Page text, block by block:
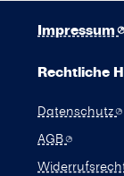
Impressum
Rechtliche
Datenschutz
AGB